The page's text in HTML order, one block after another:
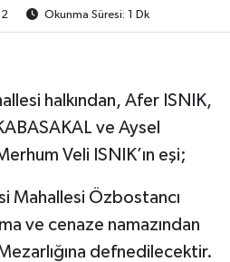
Okunma Süresi: 1 Dk
halkından, Afer ISNIK,
ve Aysel
Veli ISNIK’ın eşi;
Mahallesi Özbostancı
ve cenaze namazından
defnedilecektir.